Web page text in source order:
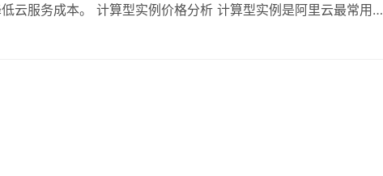
云服务成本。 计算型实例价格分析 计算型实例是阿里云最常用的
为例，包年包月价格约为每月300元，按量付费每小时